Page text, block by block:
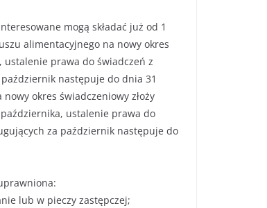
mogą składać już od 1
alimentacyjnego na nowy okres
ustalenie prawa do świadczeń z
następuje do dnia 31
okres świadczeniowy złoży
ustalenie prawa do
za październik następuje do
lub w pieczy zastępczej;